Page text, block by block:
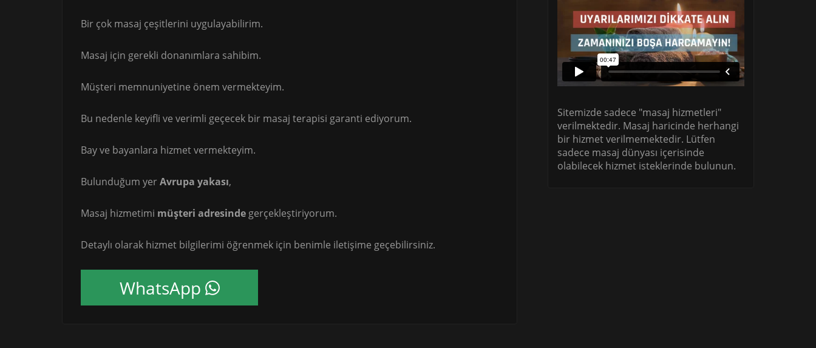
Bir çok masaj çeşitlerini uygulayabilirim.
Masaj için gerekli donanımlara sahibim.
Müşteri memnuniyetine önem vermekteyim.
Bu nedenle keyifli ve verimli geçecek bir masaj terapisi garanti ediyorum.
Bay ve bayanlara hizmet vermekteyim.
Bulunduğum yerAvrupa yakası,
Masaj hizmetimi müşteri adresinde gerçekleştiriyorum.
Detaylı olarak hizmet bilgilerimi öğrenmek için benimle iletişime geçebilirsiniz.
WhatsApp
Sitemizde sadece "masaj hizmetleri"
verilmektedir. Masaj haricinde herhangi
bir hizmet verilmemektedir. Lütfen
sadece masaj dünyası içerisinde
olabilecek hizmet isteklerinde bulunun.